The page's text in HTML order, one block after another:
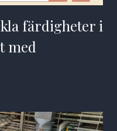
färdigheter i
med